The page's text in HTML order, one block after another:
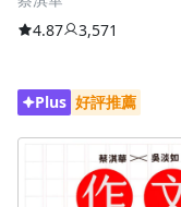
4.87
3,571
Plus 好評推薦